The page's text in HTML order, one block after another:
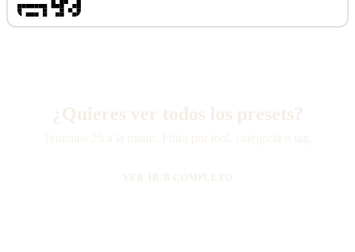
¿Quieres ver todos los presets?
VER HUB COMPLETO